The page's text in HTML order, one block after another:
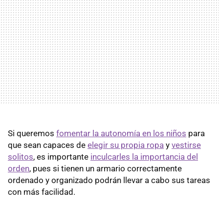
Si queremos fomentar la autonomía en los niños para
que sean capaces de elegir su propia ropa y vestirse
solitos, es importante inculcarles la importancia del
orden, pues si tienen un armario correctamente
ordenado y organizado podrán llevar a cabo sus tareas
con más facilidad.